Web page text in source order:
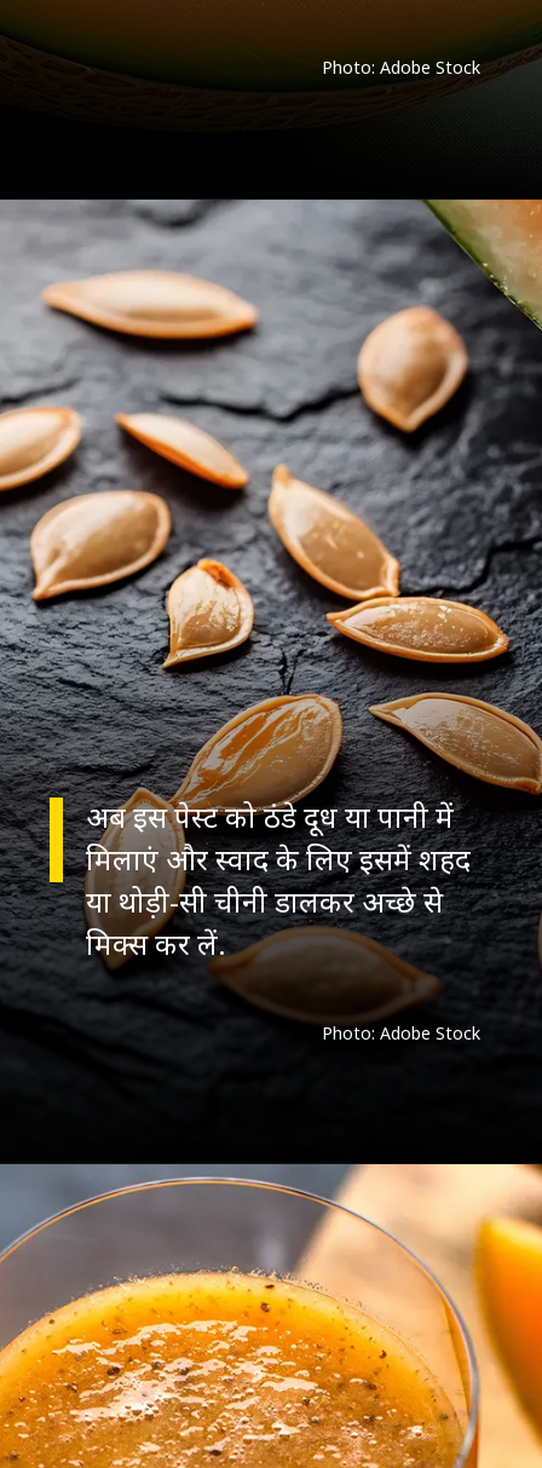
Photo: Adobe Stock
अब इस पेस्ट को ठंडे दूध या पानी में
मिलाएं और स्वाद के लिए इसमें शहद
या थोड़ी-सी चीनी डालकर अच्छे से
मिक्स कर लें.
Photo: Adobe Stock